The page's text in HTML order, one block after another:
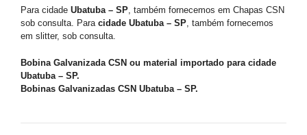
Para cidade Ubatuba – SP, também fornecemos em Chapas CSN
sob consulta. Para cidade Ubatuba – SP, também fornecemos
em slitter, sob consulta.
Bobina Galvanizada CSN ou material importado para cidade
Ubatuba – SP.
Bobinas Galvanizadas CSN Ubatuba – SP.